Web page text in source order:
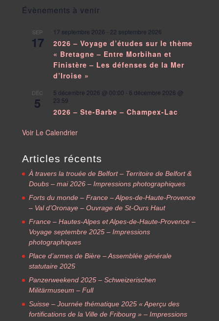
Évènements à venir
SEP
17
17 septembre 2026 - 22 septembre 2026
2026 – Voyage d’études sur le thème
« Bretagne – Entre Morbihan et
Finistère – Les défenses de la Mer
d’Iroise »
DÉC
5
5 décembre 2026 @ 00:00 - 6 décembre 2026 @
23:59
2026 – Ste-Barbe – Champex-Lac
Voir Le Calendrier
Articles récents
À travers la trouée de Belfort – Territoire de Belfort &
Doubs – mai 2026 – Impressions photographiques
Forts du monde – France – Alpes-de-Haute-Provence
– Val d’Oronaye – Ouvrage de St-Ours Haut
France – Hautes-Alpes et Alpes-de-Haute-Provence –
Voyage septembre 2025 – Impressions
photographiques
Place d’armes de Bière – Assemblée générale
statutaire 2025
Panzerweekend 2025 – Schweizerischen
Militärmuseum – Full
Suisse – Journée thématique 2025 « Aperçu des
fortifications de la Ville de Fribourg » – Impressions